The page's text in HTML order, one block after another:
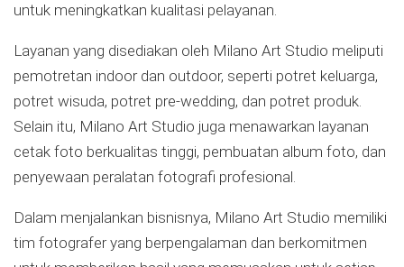
untuk meningkatkan kualitasi pelayanan.
Layanan yang disediakan oleh Milano Art Studio meliputi
pemotretan indoor dan outdoor, seperti potret keluarga,
potret wisuda, potret pre-wedding, dan potret produk.
Selain itu, Milano Art Studio juga menawarkan layanan
cetak foto berkualitas tinggi, pembuatan album foto, dan
penyewaan peralatan fotografi profesional.
Dalam menjalankan bisnisnya, Milano Art Studio memiliki
tim fotografer yang berpengalaman dan berkomitmen